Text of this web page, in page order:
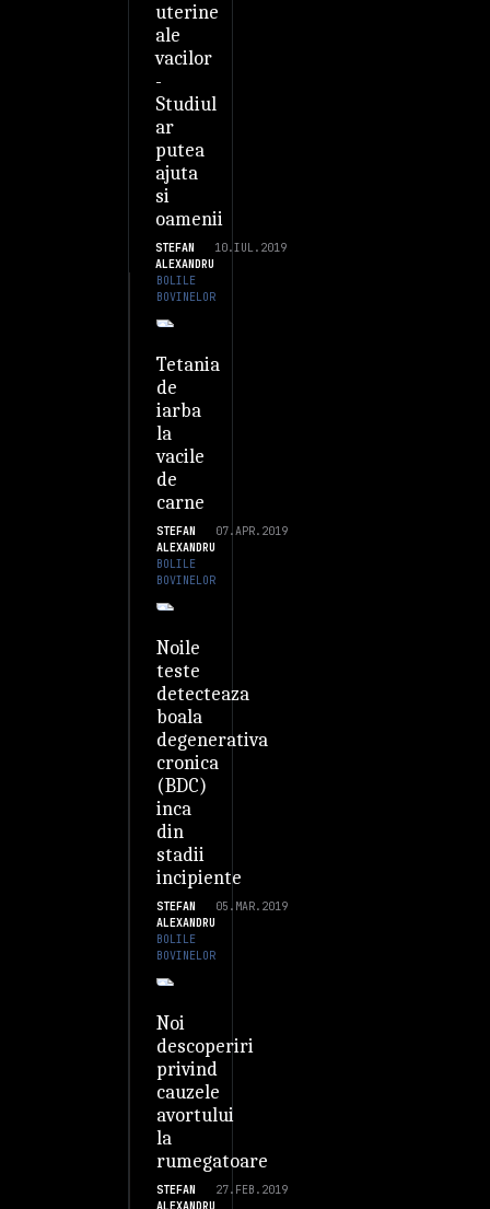
uterine
ale
vacilor
-
Studiul
ar
putea
ajuta
si
oamenii
STEFAN
ALEXANDRU
10.IUL.2019
BOLILE
BOVINELOR
Tetania
de
iarba
la
vacile
de
carne
STEFAN
ALEXANDRU
07.APR.2019
BOLILE
BOVINELOR
Noile
teste
detecteaza
boala
degenerativa
cronica
(BDC)
inca
din
stadii
incipiente
STEFAN
ALEXANDRU
05.MAR.2019
BOLILE
BOVINELOR
Noi
descoperiri
privind
cauzele
avortului
la
rumegatoare
STEFAN
ALEXANDRU
27.FEB.2019